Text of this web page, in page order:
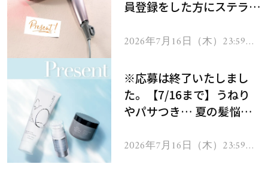
員登録をした方にステラボ
ヘアドライヤー ジュエル
2026年7月16日（木）23:59ま
※応募は終了いたしまし
た。【7/16まで】うねり
やパサつき… 夏の髪悩み
ムを13名様にプレゼン
2026年7月16日（木）23:59ま